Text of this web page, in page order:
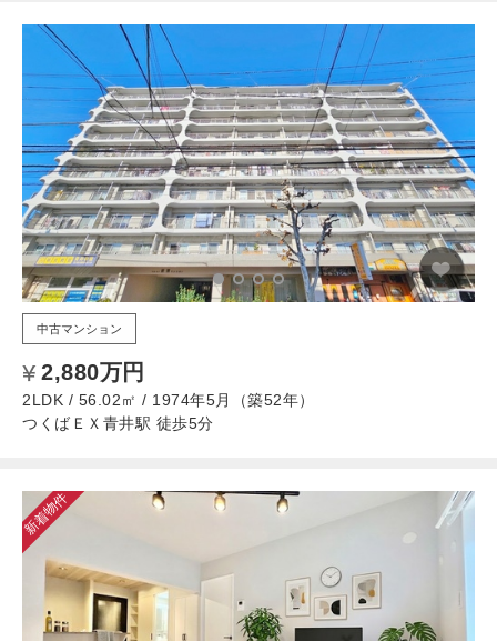
中古マンション
2,880万円
2LDK / 56.02㎡ / 1974年5月（築52年）
つくばＥＸ青井駅 徒歩5分
新着物件